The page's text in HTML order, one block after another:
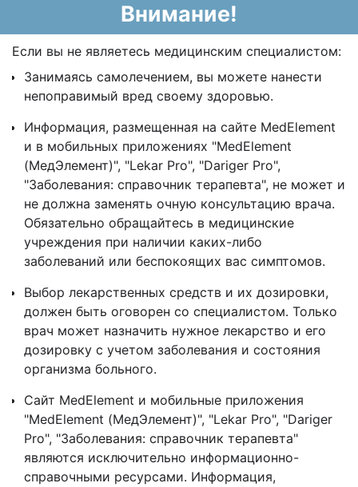
Внимание!
Если вы не являетесь медицинским специалистом:
Занимаясь самолечением, вы можете нанести
непоправимый вред своему здоровью.
Информация, размещенная на сайте MedElement
и в мобильных приложениях "MedElement
(МедЭлемент)", "Lekar Pro", "Dariger Pro",
"Заболевания: справочник терапевта", не может и
не должна заменять очную консультацию врача.
Обязательно обращайтесь в медицинские
учреждения при наличии каких-либо
заболеваний или беспокоящих вас симптомов.
Выбор лекарственных средств и их дозировки,
должен быть оговорен со специалистом. Только
врач может назначить нужное лекарство и его
дозировку с учетом заболевания и состояния
организма больного.
Сайт MedElement и мобильные приложения
"MedElement (МедЭлемент)", "Lekar Pro", "Dariger
Pro", "Заболевания: справочник терапевта"
являются исключительно информационно-
справочными ресурсами. Информация,